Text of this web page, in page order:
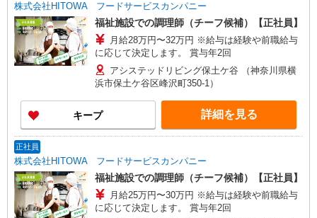
株式会社HITOWA フードサービスカンパニー
福祉施設での調理師（チーフ候補）【正社員】
月給28万円〜32万円 ※給与は経験や前職給与
に応じて決定します。 賞与年2回
アシステッドリビング保土ケ谷 （神奈川県横
浜市保土ケ谷区峰沢町350-1）
キープ 詳細を見る
正社員
株式会社HITOWA フードサービスカンパニー
福祉施設での調理師（チーフ候補）【正社員】
月給25万円〜30万円 ※給与は経験や前職給与
に応じて決定します。 賞与年2回